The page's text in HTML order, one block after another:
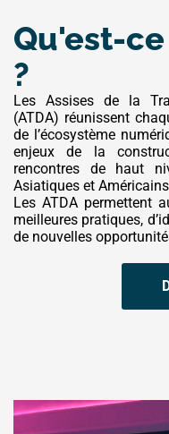
Qu'est-ce
?
Les Assises de la
(ATDA) réunissent
de l’écosystème
enjeux de la
rencontres de haut
Asiatiques et
Les ATDA permettent
meilleures pratiques,
de nouvelles